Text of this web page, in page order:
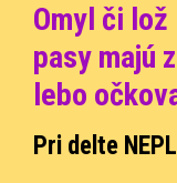
Omyl či
pasy majú
lebo
Pri delte